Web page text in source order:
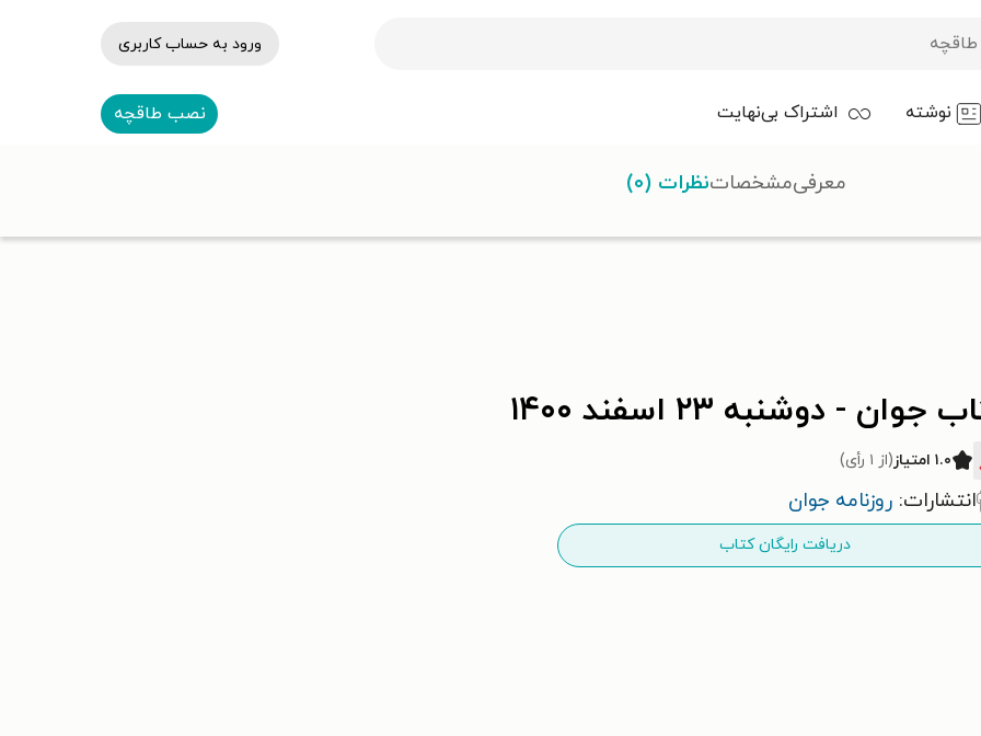
ورود به حساب کاربری
نوشته اشتراک بی‌نهایت نصب طاقچه
جوان - دوشنبه ۲۳ اسفند ۱۴۰۰
۱.۰ امتیاز (از ۱ رأی)
انتشارات: روزنامه جوان
دریافت رایگان کتاب
معرفیمشخصاتنظرات (۰)